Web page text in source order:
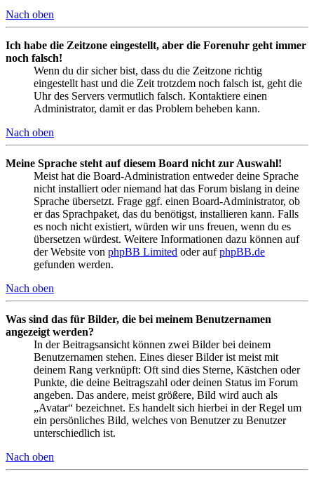
Nach oben
Ich habe die Zeitzone eingestellt, aber die Forenuhr geht immer
noch falsch!
Wenn du dir sicher bist, dass du die Zeitzone richtig
eingestellt hast und die Zeit trotzdem noch falsch ist, geht die
Uhr des Servers vermutlich falsch. Kontaktiere einen
Administrator, damit er das Problem beheben kann.
Nach oben
Meine Sprache steht auf diesem Board nicht zur Auswahl!
Meist hat die Board-Administration entweder deine Sprache
nicht installiert oder niemand hat das Forum bislang in deine
Sprache übersetzt. Frage ggf. einen Board-Administrator, ob
er das Sprachpaket, das du benötigst, installieren kann. Falls
es noch nicht existiert, würden wir uns freuen, wenn du es
übersetzen würdest. Weitere Informationen dazu können auf
der Website von phpBB Limited oder aufphpBB.de
gefunden werden.
Nach oben
Was sind das für Bilder, die bei meinem Benutzernamen
angezeigt werden?
In der Beitragsansicht können zwei Bilder bei deinem
Benutzernamen stehen. Eines dieser Bilder ist meist mit
deinem Rang verknüpft: Oft sind dies Sterne, Kästchen oder
Punkte, die deine Beitragszahl oder deinen Status im Forum
angeben. Das andere, meist größere, Bild wird auch als
„Avatar“ bezeichnet. Es handelt sich hierbei in der Regel um
ein persönliches Bild, welches von Benutzer zu Benutzer
unterschiedlich ist.
Nach oben